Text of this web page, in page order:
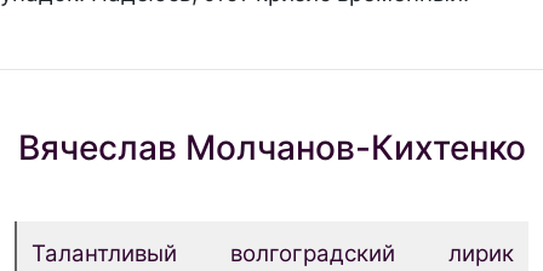
Вячеслав Молчанов-Кихтенко
Талантливый волгоградский лирик